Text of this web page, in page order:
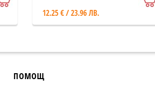
12.25 € / 23.96 ЛВ.
ПОМОЩ